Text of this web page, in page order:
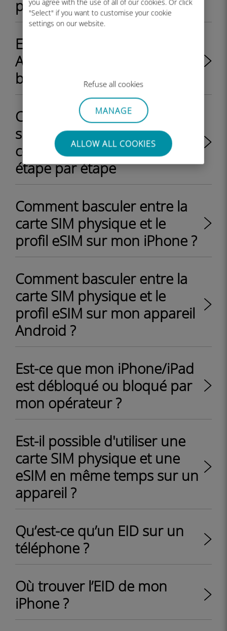
you agree with the use of all of our cookies. Or click
"Select" if you want to customise your cookie
settings on our website.
Refuse all cookies
MANAGE
ALLOW ALL COOKIES
profil eSIM ?
Est-ce que mon appareil
Android est débloqué ou
bloqué par mon opérateur?
Comment installer une eSIM
sur un iPhone : guide
complet de configuration
étape par étape
Comment basculer entre la
carte SIM physique et le
profil eSIM sur mon iPhone ?
Comment basculer entre la
carte SIM physique et le
profil eSIM sur mon appareil
Android ?
Est-ce que mon iPhone/iPad
est débloqué ou bloqué par
mon opérateur ?
Est-il possible d'utiliser une
carte SIM physique et une
eSIM en même temps sur un
appareil ?
Qu’est-ce qu’un EID sur un
téléphone ?
Où trouver l’EID de mon
iPhone ?